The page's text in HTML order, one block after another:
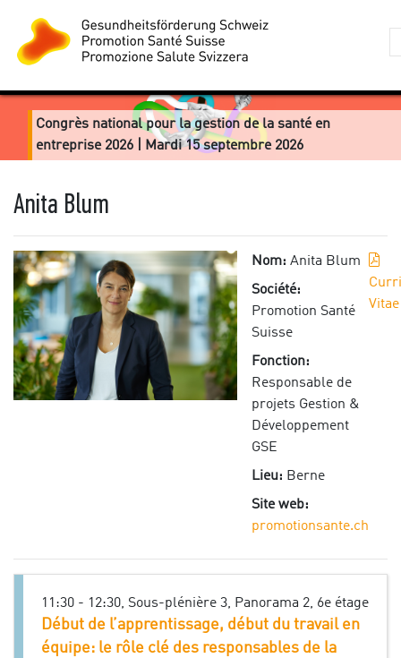
Congrès national pour la gestion de la santé en
entreprise 2026 | Mardi 15 septembre 2026
Anita Blum
Nom: Anita Blum
Société:
Promotion Santé
Suisse
Fonction:
Responsable de
projets Gestion &
Développement
GSE
Lieu: Berne
Site web:
promotionsante.ch
Vitae
11:30 - 12:30, Sous-plénière 3, Panorama 2, 6e étage
Début de l’apprentissage, début du travail en
équipe: le rôle clé des responsables de la